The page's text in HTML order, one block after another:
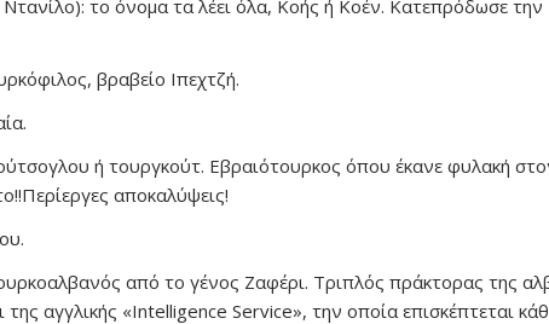
το όνομα τα λέει όλα, Κοής ή Κοέν. Κατεπρόδωσε την
βραβείο Ιπεχτζή.
ή τουργκούτ. Εβραιότουρκος όπου έκανε φυλακή
αποκαλύψεις!
από το γένος Ζαφέρι. Τριπλός πράκτορας της
της αγγλικής «Intelligence Service», την οποία επισκέπτεται